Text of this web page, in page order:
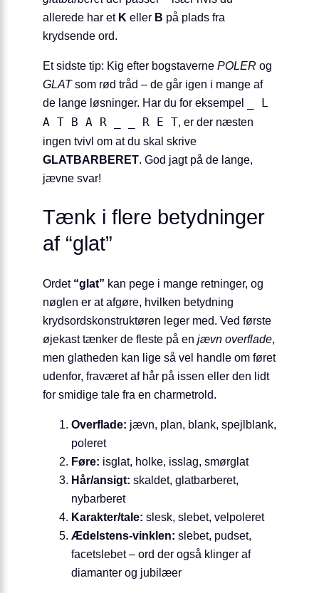
allerede har et K eller B på plads fra
krydsende ord.
Et sidste tip: Kig efter bogstaverne POLER og
GLATsom rød tråd – de går igen i mange af
de lange løsninger. Har du for eksempel
_ L
A T B A R _ _ R E T, er der næsten
ingen tvivl om at du skal skrive
GLATBARBERET. God jagt på de lange,
jævne svar!
Tænk i flere betydninger
af “glat”
Ordet “glat” kan pege i mange retninger, og
nøglen er at afgøre, hvilken betydning
krydsordskonstruktøren leger med. Ved første
øjekast tænker de fleste på en jævn overflade
men glatheden kan lige så vel handle om føret
udenfor, fraværet af hår på issen eller den lidt
for smidige tale fra en charmetrold.
Overflade: jævn, plan, blank, spejlblank,
poleret
Føre: isglat, holke, isslag, smørglat
Hår/ansigt: skaldet, glatbarberet,
nybarberet
Karakter/tale: slesk, slebet, velpoleret
Ædelstens-vinklen: slebet, pudset,
facetslebet – ord der også klinger af
diamanter og jubilæer